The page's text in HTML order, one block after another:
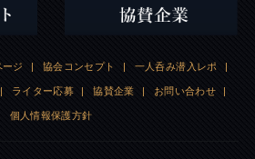
ジ 協会コンセプト 一人呑み潜入レポ
ライター応募 協賛企業 お問い合わせ
個人情報保護方針